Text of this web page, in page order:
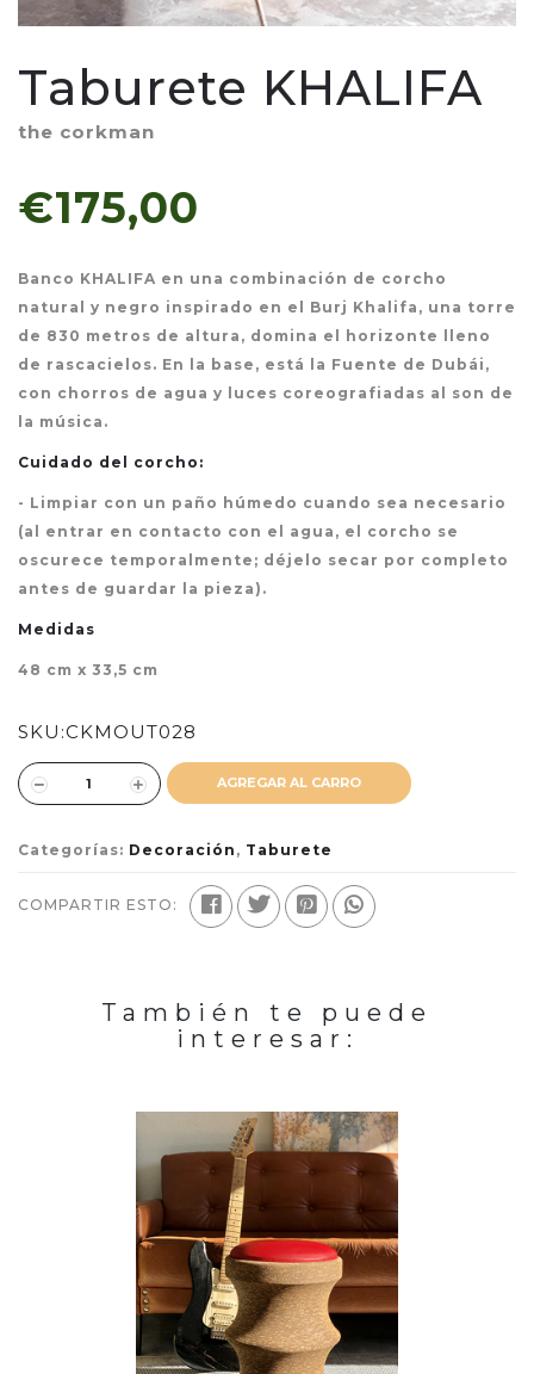
Taburete KHALIFA
the corkman
€175,00
Banco KHALIFA en una combinación de corcho
natural y negro inspirado en el Burj Khalifa, una torre
de 830 metros de altura, domina el horizonte lleno
de rascacielos. En la base, está la Fuente de Dubái,
con chorros de agua y luces coreografiadas al son de
la música.
Cuidado del corcho:
- Limpiar con un paño húmedo cuando sea necesario
(al entrar en contacto con el agua, el corcho se
oscurece temporalmente; déjelo secar por completo
antes de guardar la pieza).
Medidas
48 cm x 33,5 cm
SKU:CKMOUT028
AGREGAR AL CARRO
Categorías: Decoración , Taburete
COMPARTIR ESTO:
También te puede
interesar: